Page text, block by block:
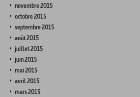
novembre 2015
octobre 2015
septembre 2015
août 2015
juillet 2015
juin 2015
mai 2015
avril 2015
mars 2015